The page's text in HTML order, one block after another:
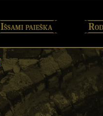
Išsami paieška